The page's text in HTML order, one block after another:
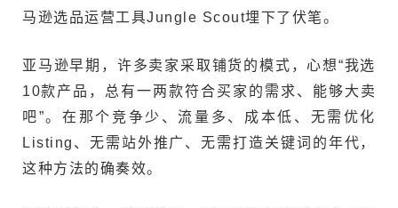
马逊选品运营工具Jungle Scout埋下了伏笔。
亚马逊早期，许多卖家采取铺货的模式，心想“我选
10款产品，总有一两款符合买家的需求、能够大卖
吧”。在那个竞争少、流量多、成本低、无需优化
Listing、无需站外推广、无需打造关键词的年代，
这种方法的确奏效。